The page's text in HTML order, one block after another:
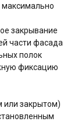
максимально
закрывание
части фасада
полок
фиксацию
или закрытом)